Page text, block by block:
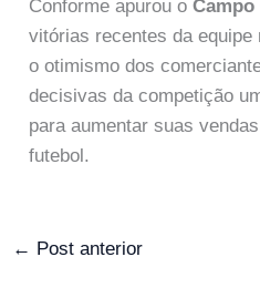
Conforme apurou oCampo
vitórias recentes da equipe
o otimismo dos
decisivas da competição
para aumentar suas
futebol.
← Post anterior